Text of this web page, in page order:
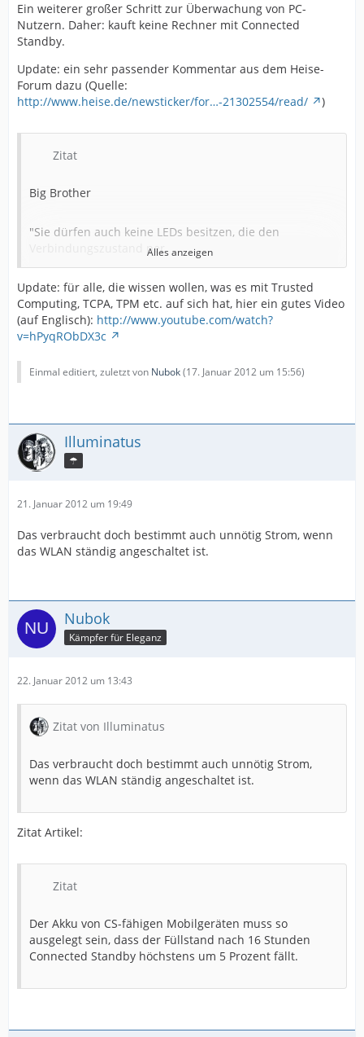
Ein weiterer großer Schritt zur Überwachung von PC-
Nutzern. Daher: kauft keine Rechner mit Connected
Standby.
Update: ein sehr passender Kommentar aus dem Heise-
Forum dazu (Quelle:
http://www.heise.de/newsticker/for…-21302554/read/
)
Zitat
Big Brother
"Sie dürfen auch keine LEDs besitzen, die den
Verbindungszustand per
WLAN, Bluetooth oder UMTS anzeigen, und Hardware-
Schalter für diese
Funktionen müssen sich per Software übersteuern
lassen".
Das zeigt wo die Reise hingehen soll - aber ohne mich!
Bei 1984 konnte man den Fernseher auch nicht
tschau
Alles anzeigen
Update: für alle, die wissen wollen, was es mit Trusted
Computing, TCPA, TPM etc. auf sich hat, hier ein gutes Video
(auf Englisch): http://www.youtube.com/watch?
v=hPyqRObDX3c
Einmal editiert, zuletzt von Nubok(17. Januar 2012 um 15:56)
Illuminatus
☂
21. Januar 2012 um 19:49
Das verbraucht doch bestimmt auch unnötig Strom, wenn
das WLAN ständig angeschaltet ist.
Nubok
Kämpfer für Eleganz
22. Januar 2012 um 13:43
Zitat von Illuminatus
Das verbraucht doch bestimmt auch unnötig Strom,
wenn das WLAN ständig angeschaltet ist.
Zitat Artikel:
Zitat
Der Akku von CS-fähigen Mobilgeräten muss so
ausgelegt sein, dass der Füllstand nach 16 Stunden
Connected Standby höchstens um 5 Prozent fällt.